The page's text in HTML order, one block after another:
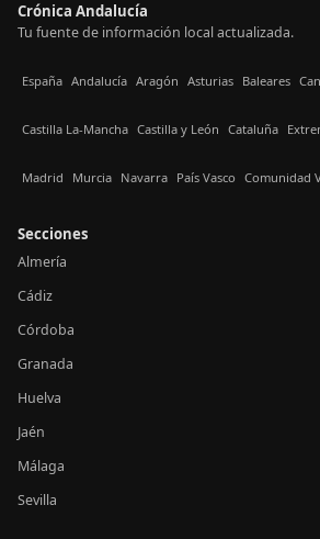
Crónica Andalucía
Tu fuente de información local actualizada.
España Andalucía Aragón Asturias Baleares
Castilla La-Mancha Castilla y León Cataluña
Madrid Murcia Navarra País Vasco Comunidad
Secciones
Almería
Cádiz
Córdoba
Granada
Huelva
Jaén
Málaga
Sevilla